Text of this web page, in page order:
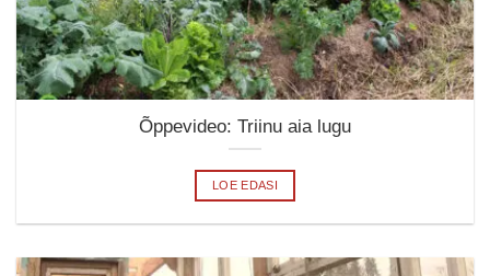
Õppevideo: Triinu aia lugu
LOE EDASI